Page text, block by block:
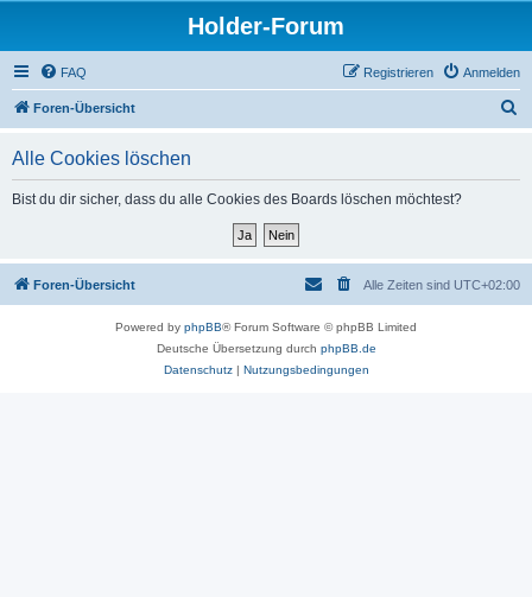
Holder-Forum
FAQ Anmelden
Registrieren
Foren-Übersicht
Alle Cookies löschen
Bist du dir sicher, dass du alle Cookies des Boards löschen möchtest?
Foren-Übersicht Alle Zeiten sind UTC+02:00
Powered by phpBB® Forum Software © phpBB Limited
Deutsche Übersetzung durch phpBB.de
Datenschutz| Nutzungsbedingungen